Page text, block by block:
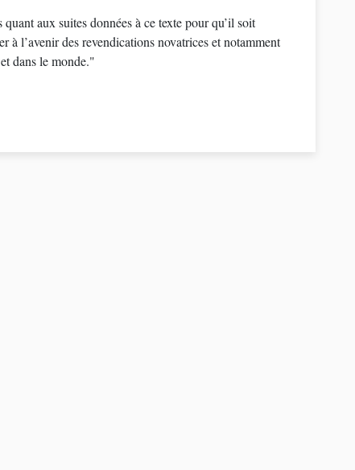
aux suites données à ce texte pour qu’il soit
à l’avenir des revendications novatrices et notamment
dans le monde."